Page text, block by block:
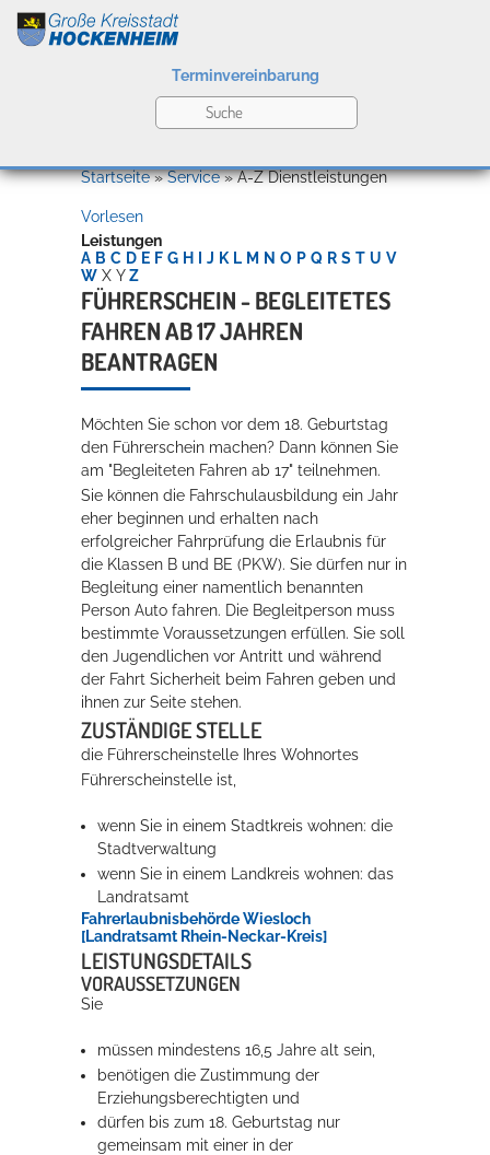
Kultur
Bildung
Wirtschaft
Rathaus
Service
Terminvereinbarung
Willkommen in Hockenheim
Konzerte, Tagungen und vieles mehr
Die Stadthalle Hockenheim bietet den perfekten Standort für Events
mehr dazu...
Erleben in Hockenheim
Spaß unter prickelnden Wasserfällen, das rauschende Meer im
Wellenbecken oder doch lieber die pure Entspannung auf der
Sprudelliege im Solebecken?
Startseite»Service»A-Z Dienstleistungen
Vorlesen
Leistungen
A B C D E F G H J K L M N O P Q R S T U V
W X Y Z
FÜHRERSCHEIN - BEGLEITETES
FAHREN AB 17 JAHREN
BEANTRAGEN
Möchten Sie schon vor dem 18. Geburtstag
den Führerschein machen? Dann können Sie
am "Begleiteten Fahren ab 17" teilnehmen.
Sie können die Fahrschulausbildung ein Jahr
eher beginnen und erhalten nach
erfolgreicher Fahrprüfung die Erlaubnis für
die Klassen B und BE (PKW). Sie dürfen nur in
Begleitung einer namentlich benannten
Person Auto fahren. Die Begleitperson muss
bestimmte Voraussetzungen erfüllen. Sie soll
den Jugendlichen vor Antritt und während
der Fahrt Sicherheit beim Fahren geben und
ihnen zur Seite stehen.
ZUSTÄNDIGE STELLE
die Führerscheinstelle Ihres Wohnortes
Führerscheinstelle ist,
wenn Sie in einem Stadtkreis wohnen: die
Stadtverwaltung
wenn Sie in einem Landkreis wohnen: das
Landratsamt
Fahrerlaubnisbehörde Wiesloch
[Landratsamt Rhein-Neckar-Kreis]
LEISTUNGSDETAILS
VORAUSSETZUNGEN
Sie
müssen mindestens 16,5 Jahre alt sein,
benötigen die Zustimmung der
Erziehungsberechtigten und
dürfen bis zum 18. Geburtstag nur
gemeinsam mit einer in der